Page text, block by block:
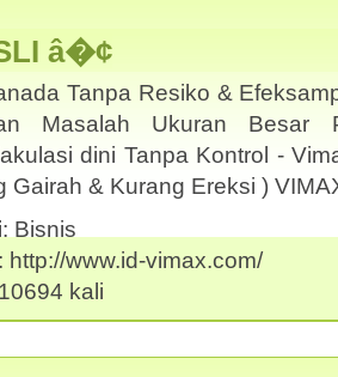
â�¢
Tanpa Resiko &
Masalah Ukuran
dini Tanpa Kontrol -
Gairah & Kurang Ereksi )
: Bisnis
: http://www.id-vimax.com/
kali